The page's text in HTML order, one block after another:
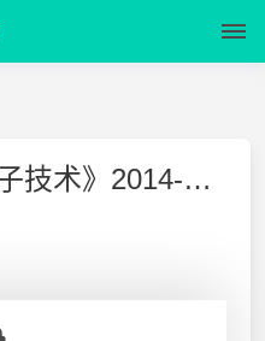
东北大学《数字电子技术》2014-2015-2 期末试卷A及答案